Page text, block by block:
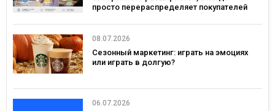
просто перераспределяет покупателей
08.07.2026
Сезонный маркетинг: играть на эмоциях
или играть в долгую?
06.07.2026